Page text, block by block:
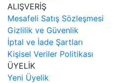
ALIŞVERİŞ
Mesafeli Satış Sözleşmesi
Gizlilik ve Güvenlik
İptal ve İade Şartları
Kişisel Veriler Politikası
ÜYELİK
Yeni Üyelik